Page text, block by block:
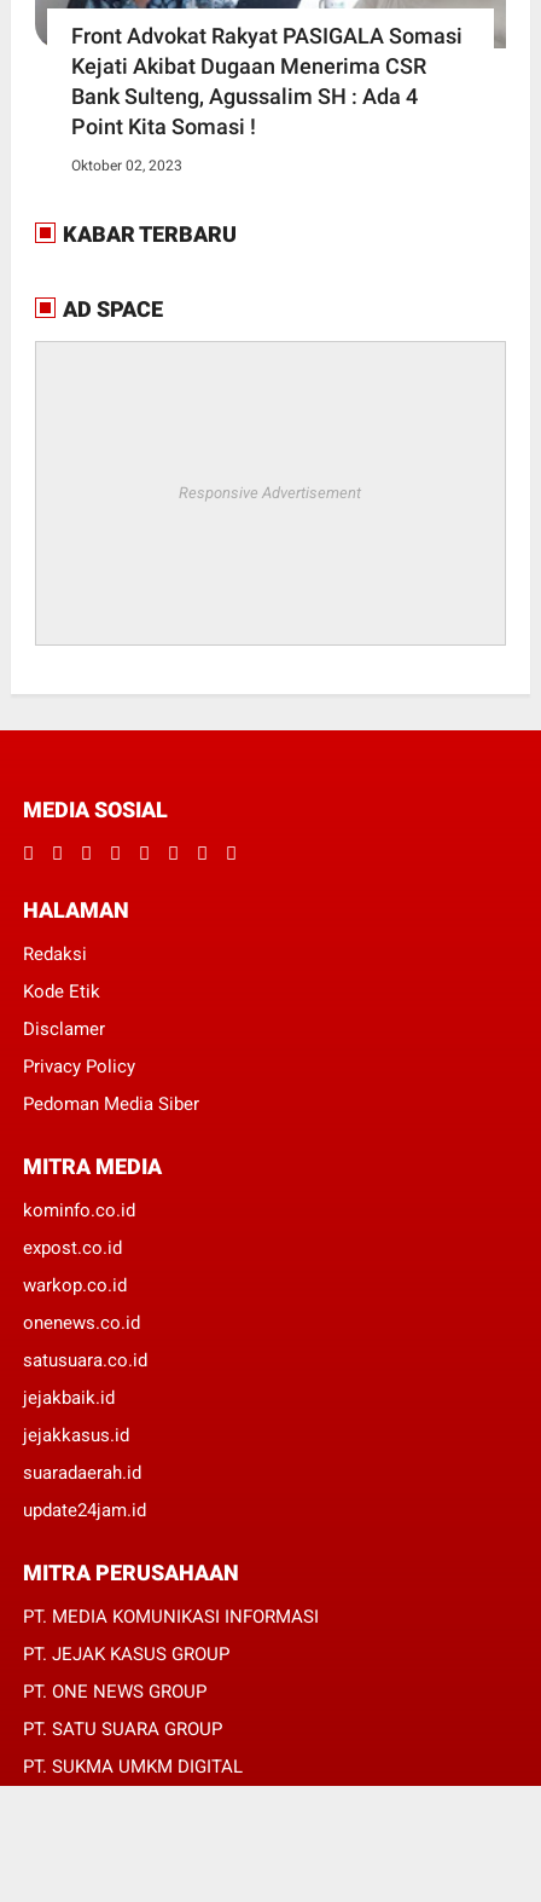
Front Advokat Rakyat PASIGALA Somasi
Kejati Akibat Dugaan Menerima CSR
Bank Sulteng, Agussalim SH : Ada 4
Point Kita Somasi !
Oktober 02, 2023
KABAR TERBARU
AD SPACE
Responsive Advertisement
MEDIA SOSIAL
HALAMAN
Redaksi
Kode Etik
Disclamer
Privacy Policy
Pedoman Media Siber
MITRA MEDIA
kominfo.co.id
expost.co.id
warkop.co.id
onenews.co.id
satusuara.co.id
jejakbaik.id
jejakkasus.id
suaradaerah.id
update24jam.id
MITRA PERUSAHAAN
PT. MEDIA KOMUNIKASI INFORMASI
PT. JEJAK KASUS GROUP
PT. ONE NEWS GROUP
PT. SATU SUARA GROUP
PT. SUKMA UMKM DIGITAL